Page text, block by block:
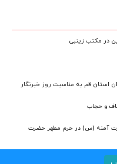
در مکتب زینبی
استان قم به مناسبت روز خبرنگار
و حجاب
آمنه (س) در حرم مطهر حضرت